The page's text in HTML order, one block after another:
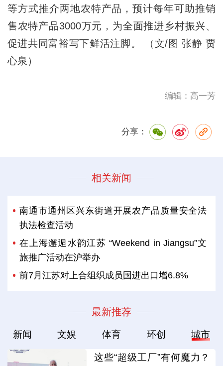
等方式推介两地农特产品，预计每年可助推销
售农特产品3000万元，为全面推进乡村振兴、
促进共同富裕写下鲜活注脚。 （文/图 张静 贾
心泉）
编辑：高一芳
分享：
相关新闻
南通市通州区兴东街道开展农产品质量安全法
执法检查活动
在上海邂逅水韵江苏 “Weekend in Jiangsu”文
旅推广活动在沪举办
前7月江苏对上合组织成员国进出口增6.8%
最新推荐
新闻 文娱 体育 环创 城市
这些“超级工厂”有何魔力？